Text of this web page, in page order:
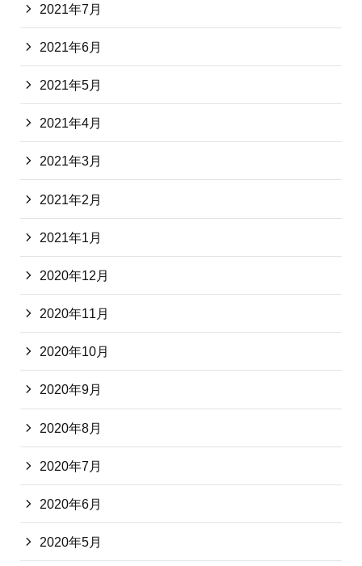
2021年7月
2021年6月
2021年5月
2021年4月
2021年3月
2021年2月
2021年1月
2020年12月
2020年11月
2020年10月
2020年9月
2020年8月
2020年7月
2020年6月
2020年5月